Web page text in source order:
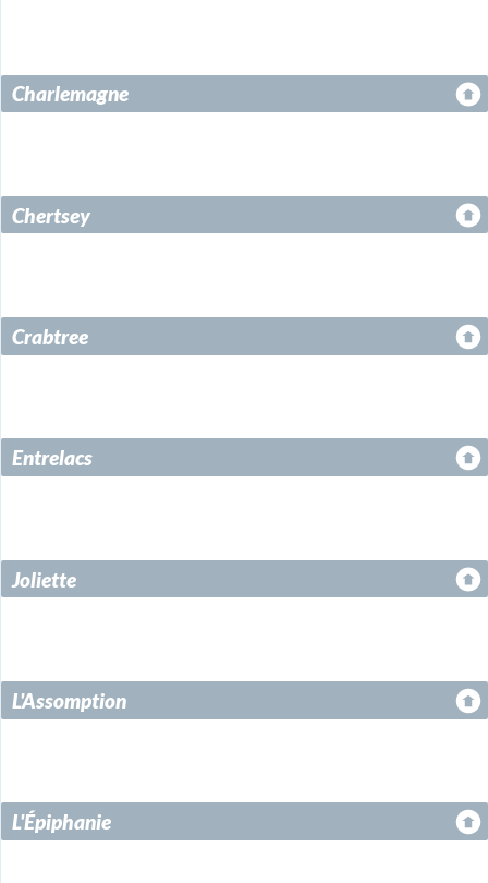
Charlemagne
Chertsey
Crabtree
Entrelacs
Joliette
L'Assomption
L'Épiphanie